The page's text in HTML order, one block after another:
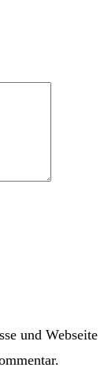
und Webseite